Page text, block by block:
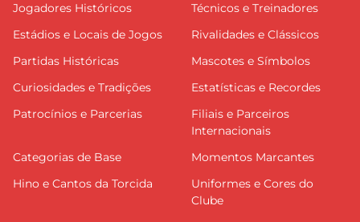
Jogadores Históricos
Técnicos e Treinadores
Estádios e Locais de Jogos
Rivalidades e Clássicos
Partidas Históricas
Mascotes e Símbolos
Curiosidades e Tradições
Estatísticas e Recordes
Patrocínios e Parcerias
Filiais e Parceiros
Internacionais
Categorias de Base
Momentos Marcantes
Hino e Cantos da Torcida
Uniformes e Cores do
Clube